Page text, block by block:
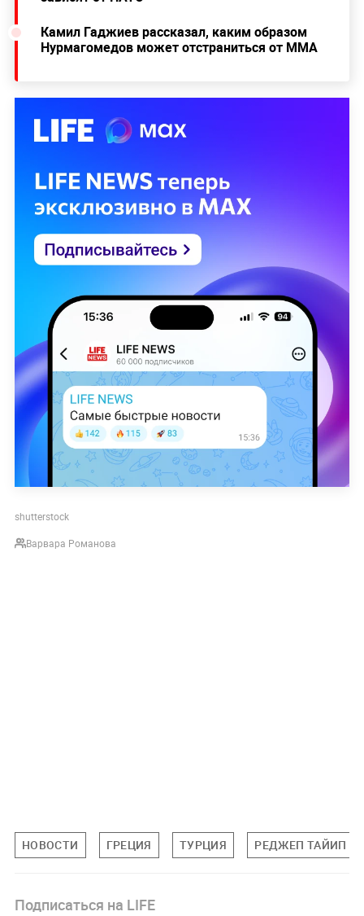
Камил Гаджиев рассказал, каким образом
Нурмагомедов может отстраниться от MMA
shutterstock
Варвара Романова
НОВОСТИ ГРЕЦИЯ ТУРЦИЯ РЕДЖЕП ТАЙИП
Подписаться на LIFE